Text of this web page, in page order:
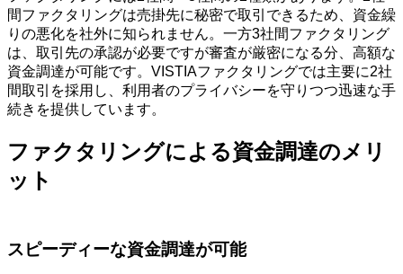
間ファクタリングは売掛先に秘密で取引できるため、資金繰
りの悪化を社外に知られません。一方3社間ファクタリング
は、取引先の承認が必要ですが審査が厳密になる分、高額な
資金調達が可能です。VISTIAファクタリングでは主要に2社
間取引を採用し、利用者のプライバシーを守りつつ迅速な手
続きを提供しています。
ファクタリングによる資金調達のメリ
ット
スピーディーな資金調達が可能